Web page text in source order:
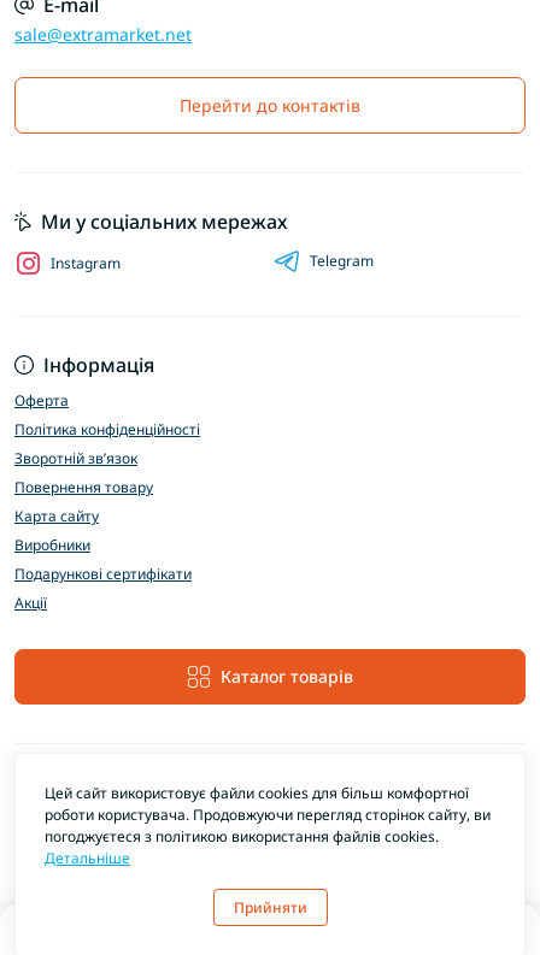
0
E-mail
sale@extramarket.net
Перейти до контактів
Інформація
Оферта
Політика конфіденційності
Зворотній зв’язок
Повернення товару
Карта сайту
Виробники
Подарункові сертифікати
Акції
Каталог товарів
Ми у соціальних мережах
Instagram Telegram
Цей сайт використовує файли cookies для більш комфортної
роботи користувача. Продовжуючи перегляд сторінок сайту, ви
погоджуєтеся з політикою використання файлів cookies.
Детальніше
Прийняти